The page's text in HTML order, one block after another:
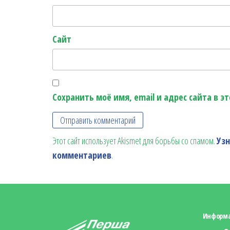
Сайт
Сохранить моё имя, email и адрес сайта в
Этот сайт использует Akismet для борьбы со спамом.
комментариев.